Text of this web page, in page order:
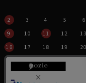
スポット商品につき再
ださい。
50321
2
3 4 5 6
9
10 11 12 13
16
17 18 19 20
23
24 25 26